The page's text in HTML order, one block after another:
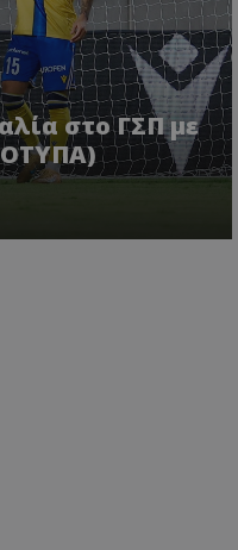
στο ΓΣΠ με